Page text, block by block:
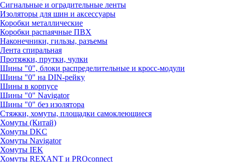
Сигнальные и оградительные ленты
Изоляторы для шин и аксессуары
Коробки металлические
Коробки распаячные ПВХ
Наконечники, гильзы, разъемы
Лента спиральная
Протяжки, прутки, чулки
Шины "0", блоки распределительные и кросс-модули
Шины "0" на DIN-рейку
Шины в корпусе
Шины "0" Navigator
Шины "0" без изолятора
Стяжки, хомуты, площадки самоклеющиеся
Хомуты (Китай)
Хомуты DKC
Хомуты Navigator
Хомуты IEK
Хомуты REXANT и PROconnect